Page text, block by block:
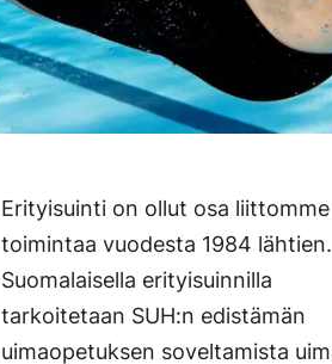
Erityisuinti on ollut osa liittomme
toimintaa vuodesta 1984 lähtien.
Suomalaisella erityisuinnilla
tarkoitetaan SUH:n edistämän
uimaopetuksen soveltamista